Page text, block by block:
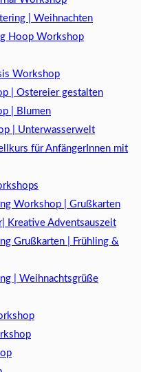
| Weihnachten
Hoop Workshop
Workshop
| Ostereier gestalten
| Blumen
| Unterwasserwelt
für AnfängerInnen mit
Workshop | Grußkarten
Kreative Adventsauszeit
Grußkarten | Frühling &
| Weihnachtsgrüße​